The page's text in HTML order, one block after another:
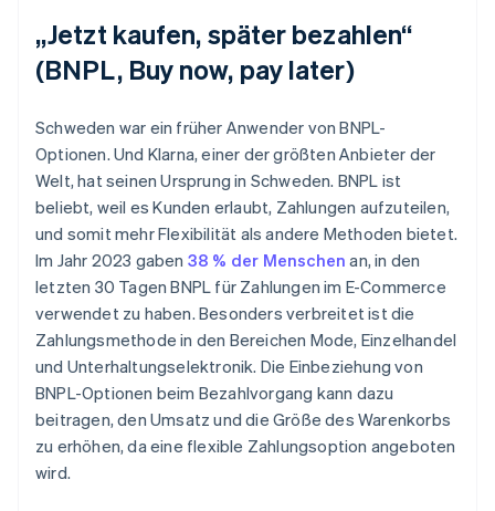
„Jetzt kaufen, später bezahlen“
(BNPL, Buy now, pay later)
Schweden war ein früher Anwender von BNPL-
Optionen. Und Klarna, einer der größten Anbieter der
Welt, hat seinen Ursprung in Schweden. BNPL ist
beliebt, weil es Kunden erlaubt, Zahlungen aufzuteilen,
und somit mehr Flexibilität als andere Methoden bietet.
Im Jahr 2023 gaben 38 % der Menschen an, in den
letzten 30 Tagen BNPL für Zahlungen im E-Commerce
verwendet zu haben. Besonders verbreitet ist die
Zahlungsmethode in den Bereichen Mode, Einzelhandel
und Unterhaltungselektronik. Die Einbeziehung von
BNPL-Optionen beim Bezahlvorgang kann dazu
beitragen, den Umsatz und die Größe des Warenkorbs
zu erhöhen, da eine flexible Zahlungsoption angeboten
wird.